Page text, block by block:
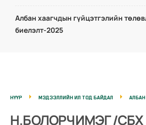
Албан хаагчдын гүйцэтгэлийн
биелэлт-2025
НҮҮР МЭДЭЭЛЛИЙН ИЛ ТОД БАЙДАЛ
Н.БОЛОРЧИМЭГ /СБХ